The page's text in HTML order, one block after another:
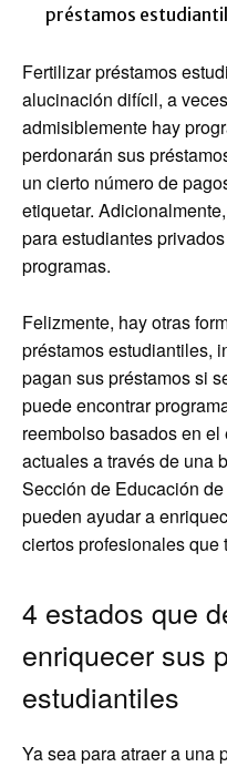
préstamos
Fertilizar préstamos
alucinación difícil, a
admisiblemente hay
perdonarán sus
un cierto número de
etiquetar.
para estudiantes
programas.
Felizmente, hay otras
préstamos estudiantiles,
pagan sus préstamos si
puede encontrar
reembolso basados en
actuales a través de una
Sección de Educación
pueden ayudar a
ciertos profesionales que
4 estados que
enriquecer sus
estudiantiles
Ya sea para atraer a una